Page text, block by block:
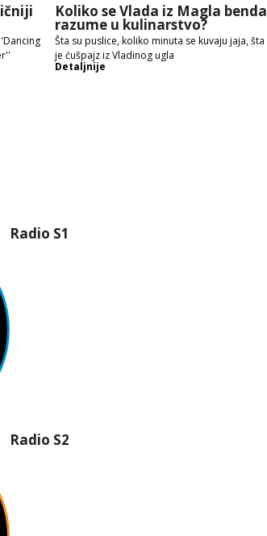
Koliko se Vlada iz Magla benda
razume u kulinarstvo?
Šta su puslice, koliko minuta se kuvaju jaja, šta
je ćušpajz iz Vladinog ugla
Detaljnije
Radio S1
Radio S2